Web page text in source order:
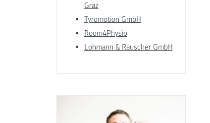
Graz
Tyromotion GmbH
Room4Physio
Lohmann & Rauscher GmbH